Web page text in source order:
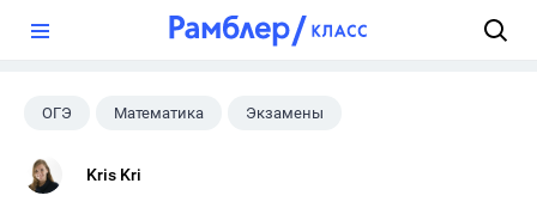
ОГЭ Математика Экзамены
Kris Kri